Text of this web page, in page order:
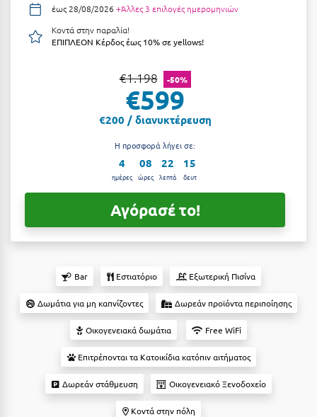
Αράχωβα
Αργολίδα
Αττική
Βραχάτι Κορινθίας
Ξενοδοχεία 2 Αστέρων
Ξενοδοχεία 3 Αστέρων
Ενοικιαζόμενα Δωμάτια
Studios
Camping
Δες όλες τις προσφορές
έως 28/08/2026 +Άλλες 3 επιλογές ημερομηνιών
Κοντά στην παραλία!
ΕΠΙΠΛΕΟΝ Κέρδος έως 10% σε yellows!
€1.198 -50%
€599
€200 / διανυκτέρευση
Η προσφορά λήγει σε:
4
ημέρες
08
ώρες
22
λεπτά
15
δευτ
Αγόρασέ το!
Bar Εστιατόριο Εξωτερική Πισίνα
Δωμάτια για μη καπνίζοντες Δωρεάν προϊόντα περιποίησης
Οικογενειακά δωμάτια Free WiFi
Επιτρέπονται τα Κατοικίδια κατόπιν αιτήματος
Δωρεάν στάθμευση Οικογενειακό Ξενοδοχείο
Κοντά στην πόλη